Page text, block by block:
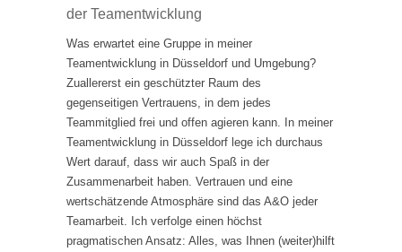
der Teamentwicklung
Was erwartet eine Gruppe in meiner
Teamentwicklung in Düsseldorf und Umgebung?
Zuallererst ein geschützter Raum des
gegenseitigen Vertrauens, in dem jedes
Teammitglied frei und offen agieren kann. In meiner
Teamentwicklung in Düsseldorf lege ich durchaus
Wert darauf, dass wir auch Spaß in der
Zusammenarbeit haben. Vertrauen und eine
wertschätzende Atmosphäre sind das A&O jeder
Teamarbeit. Ich verfolge einen höchst
pragmatischen Ansatz: Alles, was Ihnen (weiter)hilft